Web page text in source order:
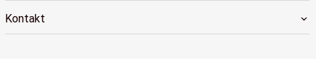
Kontakt